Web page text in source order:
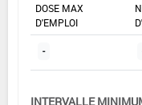
DOSE MAX
D'EMPLOI
-
INTERVALLE